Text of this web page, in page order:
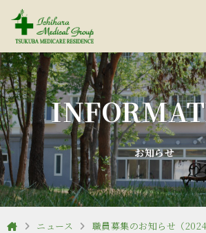
お知らせ
ニュース 職員募集のお知らせ（2024